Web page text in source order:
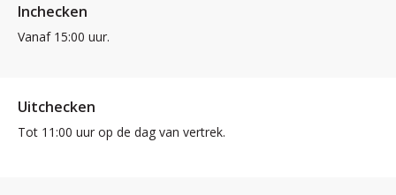
Inchecken
Vanaf 15:00 uur.
Uitchecken
Tot 11:00 uur op de dag van vertrek.